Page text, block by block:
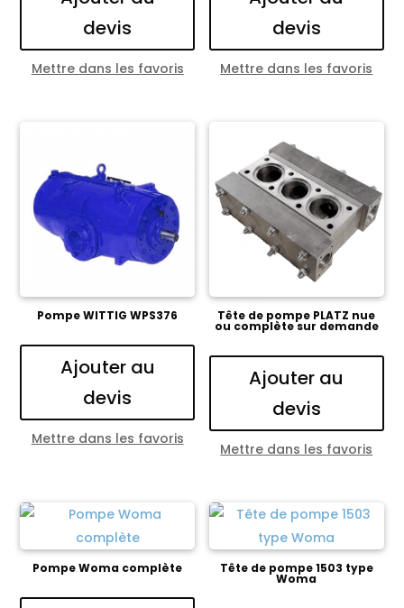
devis
Mettre dans les favoris
devis
Mettre dans les favoris
Pompe WITTIG WPS376
Ajouter au
devis
Mettre dans les favoris
Tête de pompe PLATZ nue
ou complète sur demande
Ajouter au
devis
Mettre dans les favoris
Pompe Woma complète Tête de pompe 1503 type
Woma